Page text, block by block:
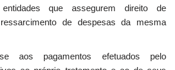
que assegurem direito de
de despesas da mesma
aos pagamentos efetuados pelo